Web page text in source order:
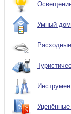
Умный дом